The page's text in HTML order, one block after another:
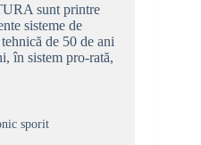
sunt printre
sisteme de
de 50 de ani
în sistem pro-rată,
sporit